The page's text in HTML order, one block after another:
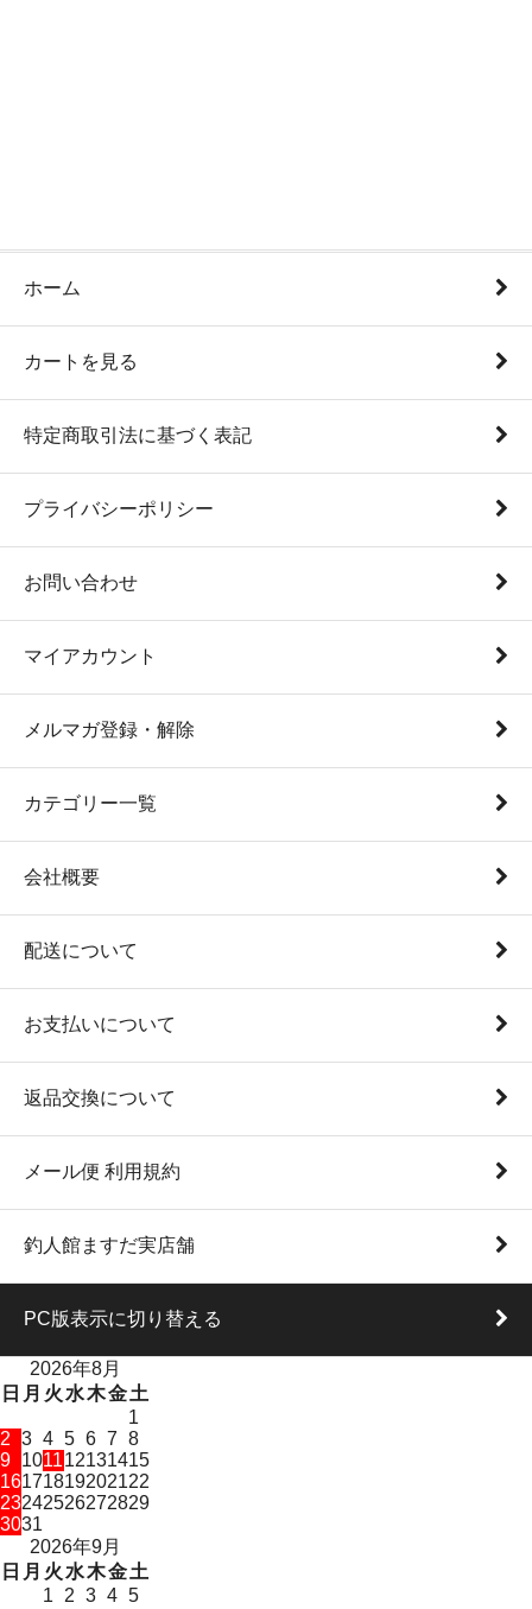
ホーム
カートを見る
特定商取引法に基づく表記
プライバシーポリシー
お問い合わせ
マイアカウント
メルマガ登録・解除
カテゴリー一覧
会社概要
配送について
お支払いについて
返品交換について
メール便 利用規約
釣人館ますだ実店舗
PC版表示に切り替える
2026年8月
日 月 火水木金土
1
2 3 4 5 6 7 8
9 101112131415
16171819202122
23242526272829
3031
2026年9月
日 月 火水木金土
1 2 3 4 5